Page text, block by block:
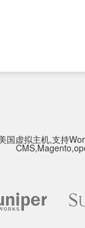
国虚拟主机,支持